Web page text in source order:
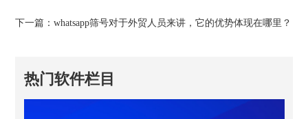
下一篇：whatsapp筛号对于外贸人员来讲，它的优势体现在哪里？
热门软件栏目